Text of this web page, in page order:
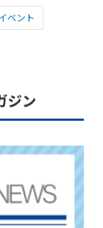
ベント
ジン